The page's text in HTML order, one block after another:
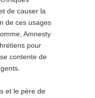
de causer la
de ces usages
Amnesty
pour
contente de
et le père de